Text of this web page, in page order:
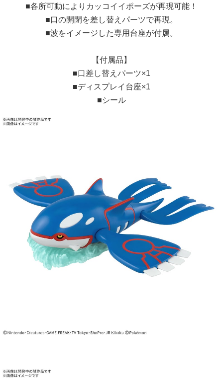
■各所可動によりカッコイイポーズが再現可能！
■口の開閉を差し替えパーツで再現。
■波をイメージした専用台座が付属。
【付属品】
■口差し替えパーツ×1
■ディスプレイ台座×1
■シール